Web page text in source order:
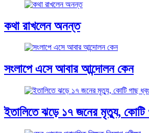
কথা রাখলেন অনন্ত
সংলাপে এসে আবার আন্দোলন কেন
ইতালিতে ঝড়ে ১৭ জনের মৃত্যু, কোটি